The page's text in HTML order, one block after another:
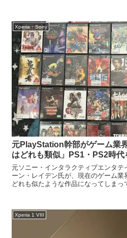
Xperia・Sony
元PlayStation幹部がゲーム業
はどれも類似」PS1・PS2時代
元ソニー・インタラクティブエンタテ
ーン・レイデン氏が、現在のゲーム
どれも似たような作品になってしまっ
Xperia 1 VIII